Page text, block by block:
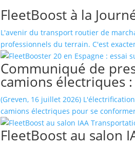
FleetBoost à la
L'avenir du transport routier de
professionnels du terrain. C'est
Communiqué de
camions électriques
(Greven, 16 juillet 2026)
camions électriques pour se
FleetBoost au salon